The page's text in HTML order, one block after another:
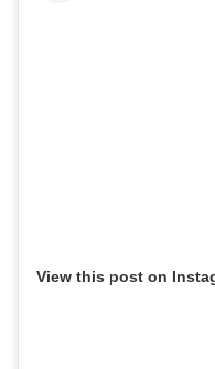
View this post on